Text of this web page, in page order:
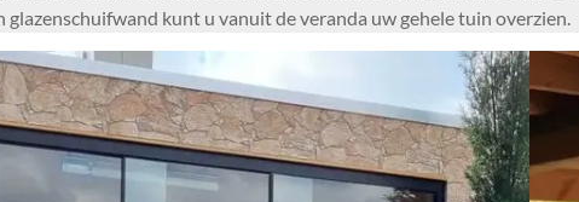
glazenschuifwand kunt u vanuit de veranda uw gehele tuin overzien.